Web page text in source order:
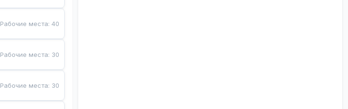
Рабочие места:40
Рабочие места: 30
Рабочие места: 30